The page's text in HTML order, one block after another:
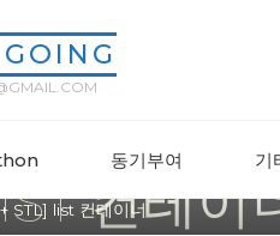
동기부여 기
컨테이
STL] list 컨테이너